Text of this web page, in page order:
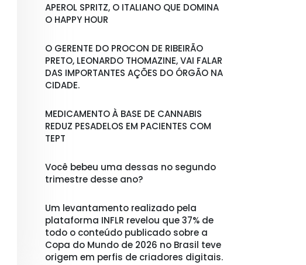
APEROL SPRITZ, O ITALIANO QUE DOMINA
O HAPPY HOUR
O GERENTE DO PROCON DE RIBEIRÃO
PRETO, LEONARDO THOMAZINE, VAI FALAR
DAS IMPORTANTES AÇÕES DO ÓRGÃO NA
CIDADE.
MEDICAMENTO À BASE DE CANNABIS
REDUZ PESADELOS EM PACIENTES COM
TEPT
Você bebeu uma dessas no segundo
trimestre desse ano?
Um levantamento realizado pela
plataforma INFLR revelou que 37% de
todo o conteúdo publicado sobre a
Copa do Mundo de 2026 no Brasil teve
origem em perfis de criadores digitais.